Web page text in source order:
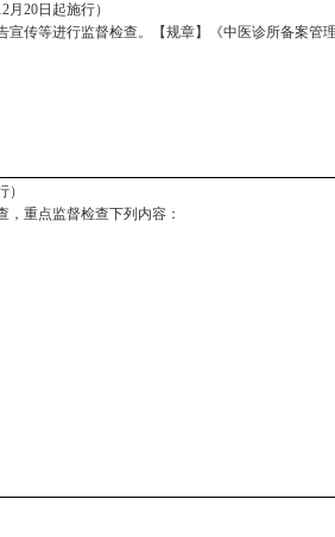
月20日起施行）
传等进行监督检查。【规章】《中医诊所备案管
重点监督检查下列内容：